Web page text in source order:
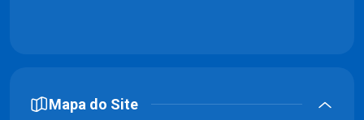
Mapa do Site